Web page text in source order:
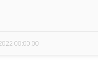
00:00:00